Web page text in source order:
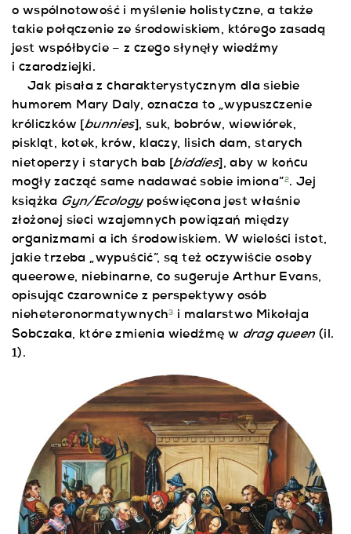
o wspólnotowość i myślenie holistyczne, a także
takie połączenie ze środowiskiem, którego zasadą
jest współbycie – z czego słynęły wiedźmy
i czarodziejki.
Jak pisała z charakterystycznym dla siebie
humorem Mary Daly, oznacza to „wypuszczenie
króliczków [ bunnies], suk, bobrów, wiewiórek,
piskląt, kotek, krów, klaczy, lisich dam, starych
nietoperzy i starych bab [biddies], aby w końcu
mogły zacząć same nadawać sobie imiona” 2. Jej
książka Gyn/Ecologypoświęcona jest właśnie
złożonej sieci wzajemnych powiązań między
organizmami a ich środowiskiem. W wielości istot,
jakie trzeba „wypuścić”, są też oczywiście osoby
queerowe, niebinarne, co sugeruje Arthur Evans,
opisując czarownice z perspektywy osób
nieheteronormatywnych3
i malarstwo Mikołaja
Sobczaka, które zmienia wiedźmę w drag queen(il.
1).